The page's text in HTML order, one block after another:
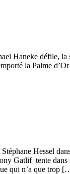
Haneke défile, la
la Palme d’Or
Hessel
Gatlif tente
qui n’a que trop